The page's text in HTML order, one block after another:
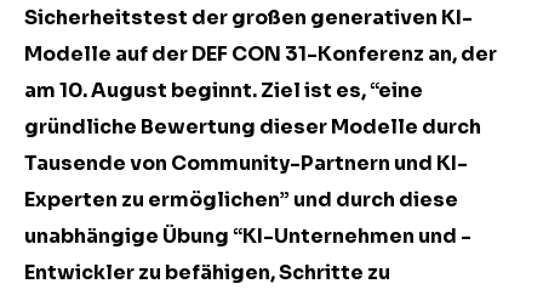
Sicherheitstest der großen generativen KI-
Modelle auf der DEF CON 31-Konferenz an, der
am 10. August beginnt. Ziel ist es, “eine
gründliche Bewertung dieser Modelle durch
Tausende von Community-Partnern und KI-
Experten zu ermöglichen” und durch diese
unabhängige Übung “KI-Unternehmen und -
Entwickler zu befähigen, Schritte zu